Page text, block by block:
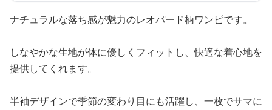
ナチュラルな落ち感が魅力のレオパード柄ワンピです。
しなやかな生地が体に優しくフィットし、快適な着心地を
提供してくれます。
半袖デザインで季節の変わり目にも活躍し、一枚でサマに